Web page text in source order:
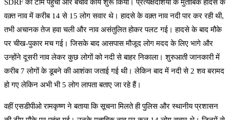
SDRF की टीमें पहुंची और बचाव कार्य शुरू किया। प्रत्यक्षदर्शियों के मुताबिक हादसे के
वक़्त नाव में करीब 14 से 15 लोग सवार थे। हादसे के वक़्त नाव नदी पार कर रही थी,
तभी अचानक तेज हवा चली और नाव असंतुलित होकर पलट गई। हादसे के बाद मौके
पर चीख-पुकार मच गई। जिसके बाद आसपास मौजूद लोग मदद के लिए भागे और
उन्होंने दूसरी नाव लेकर कुछ लोगों को नदी से बाहर निकाला। शुरुआती जानकारी में
करीब 7 लोगों के डूबने की आशंका जताई गई थी। लेकिन बाद में नदी से 2 शव बरामद
हो गए लेकिन अभी भी 5 लोग लापता बताए जा रहे हैं।
वहीं एसडीपीओ रामकृष्ण ने बताया कि सूचना मिलते ही पुलिस और स्थानीय प्रशासन